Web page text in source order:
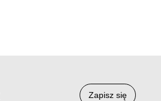
Zapisz się